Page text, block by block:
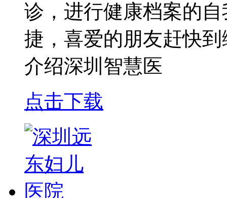
诊，进行健康档案的
捷，喜爱的朋友赶快
介绍深圳智慧医
点击下载